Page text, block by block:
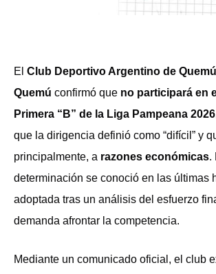
El Club Deportivo Argentino de Quemú
Quemú confirmó que no participará en
Primera “B” de la Liga Pampeana 2026
que la dirigencia definió como “difícil” y
principalmente, a razones económicas.
determinación se conoció en las últimas
adoptada tras un análisis del esfuerzo
demanda afrontar la competencia.
Mediante un comunicado oficial, el club